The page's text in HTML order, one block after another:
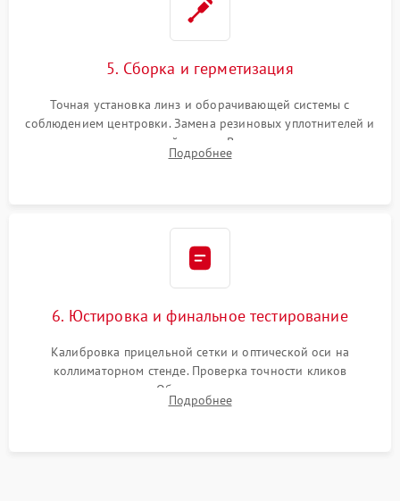
5. Сборка и герметизация
Точная установка линз и оборачивающей системы с
соблюдением центровки. Замена резиновых уплотнителей и
нанесение влагозащитной смазки. Вакуумирование корпуса
и заполнение его осушенным азотом или аргоном для
Подробнее
6. Юстировка и финальное тестирование
Калибровка прицельной сетки и оптической оси на
коллиматорном стенде. Проверка точности кликов
механизма поправок. Обязательное испытание прицела на
ударном стенде для проверки устойчивости к отдаче и
Подробнее